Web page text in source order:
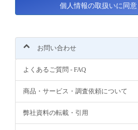
お問い合わせ
よくあるご質問 - FAQ
商品・サービス・調査依頼について
弊社資料の転載・引用